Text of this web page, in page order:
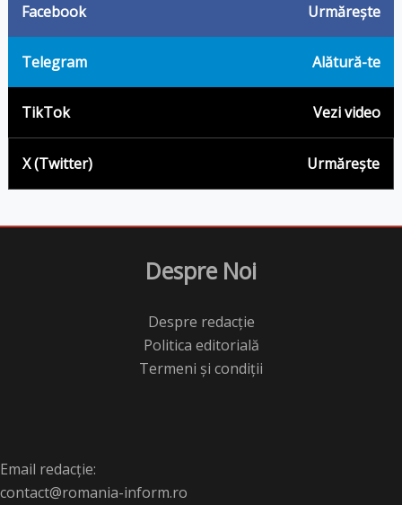
Facebook Urmărește
Telegram Alătură-te
TikTok Vezi video
X (Twitter) Urmărește
Despre Noi
Despre redacție
Politica editorială
Termeni și condiții
Email redacție:
contact@romania-inform.ro